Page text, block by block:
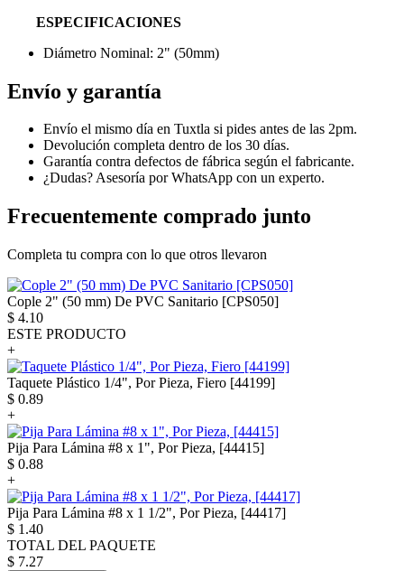
ESPECIFICACIONES
Diámetro Nominal: 2" (50mm)
Envío y garantía
Envío el mismo día en Tuxtla si pides antes de las 2pm.
Devolución completa dentro de los 30 días.
Garantía contra defectos de fábrica según el fabricante.
¿Dudas? Asesoría por WhatsApp con un experto.
Frecuentemente comprado junto
Completa tu compra con lo que otros llevaron
Cople 2" (50 mm) De PVC Sanitario [CPS050]
$ 4.10
ESTE PRODUCTO
+
Taquete Plástico 1/4", Por Pieza, Fiero [44199]
$ 0.89
+
Pija Para Lámina #8 x 1", Por Pieza, [44415]
$ 0.88
+
Pija Para Lámina #8 x 1 1/2", Por Pieza, [44417]
$ 1.40
TOTAL DEL PAQUETE
$ 7.27